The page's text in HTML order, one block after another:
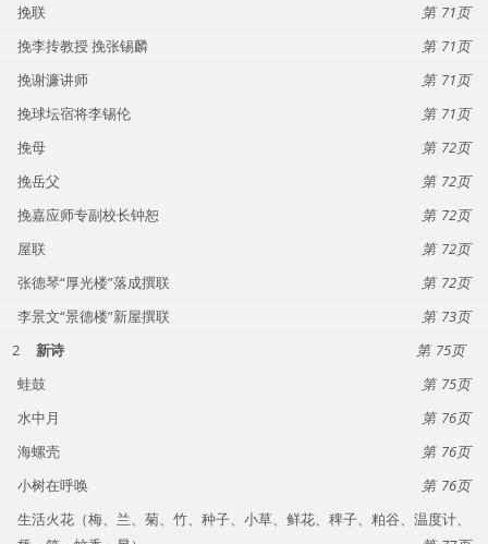
挽联
71
挽李抟教授 挽张锡麟
71
挽谢濂讲师
71
挽球坛宿将李锡伦
71
挽母
72
挽岳父
72
挽嘉应师专副校长钟恕
72
屋联
72
张德琴“厚光楼”落成撰联
72
李景文“景德楼”新屋撰联
73
2
新诗
75
蛙鼓
75
水中月
76
海螺壳
76
小树在呼唤
76
生活火花（梅、兰、菊、竹、种子、小草、鲜花、稗子、粕谷、温度计、